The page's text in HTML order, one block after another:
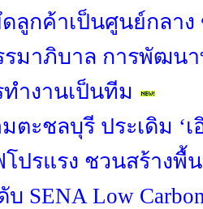
ลูกค้าเป็นศูนย์กลา
รมาภิบาล การพัฒน
ทำงานเป็นทีม
ตะชลบุรี ประเดิม ‘เ
โปรแรง ชวนสร้าง
บ SENA Low